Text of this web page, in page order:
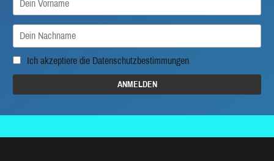
Ich akzeptiere die Datenschutzbestimmungen